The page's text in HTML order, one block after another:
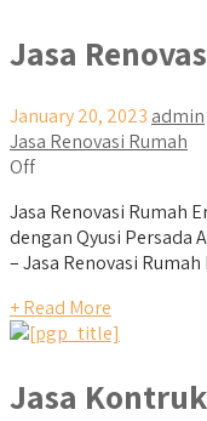
Jasa
January 20, 2023 admin
Jasa Renovasi Rumah
Off
Jasa Renovasi Rumah
dengan Qyusi Persada
– Jasa Renovasi
+ Read More
Jasa